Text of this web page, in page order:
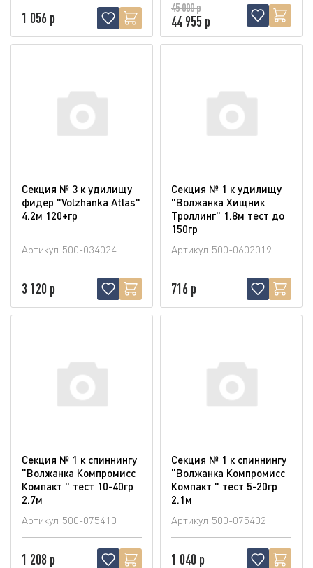
1 056 р
45 000 р
44 955 р
Секция № 3 к удилищу
фидер "Volzhanka Atlas"
4.2м 120+гр
Артикул 500-034024
3 120 р
Секция № 1 к удилищу
"Волжанка Хищник
Троллинг" 1.8м тест до
150гр
Артикул 500-0602019
716 р
Секция № 1 к спиннингу
"Волжанка Компромисс
Компакт " тест 10-40гр
2.7м
Артикул 500-075410
1 208 р
Секция № 1 к спиннингу
"Волжанка Компромисс
Компакт " тест 5-20гр
2.1м
Артикул 500-075402
1 040 р